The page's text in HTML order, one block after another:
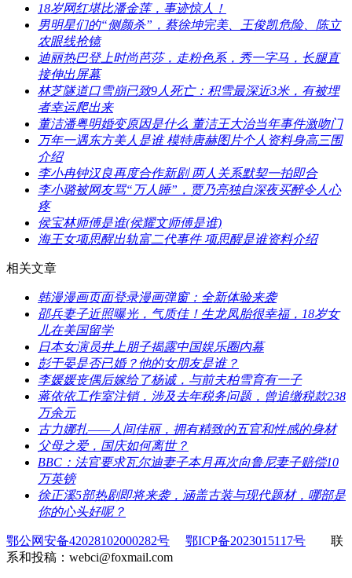
​18岁网红堪比潘金莲，事迹惊人！
​男明星们的“侧颜杀”，蔡徐坤完美、王俊凯危险、陈立
农眼线抢镜
​迪丽热巴登上时尚芭莎，走粉色系，秀一字马，长腿直
接伸出屏幕
​林芝隧道口雪崩已致9人死亡：积雪最深近3米，有被埋
者幸运爬出来
​董洁潘粤明婚变原因是什么 董洁王大治当年事件激吻门
​万年一遇东方美人是谁 模特唐赫图片个人资料身高三围
介绍
​李小冉钟汉良再度合作新剧 两人关系默契一拍即合
​李小璐被网友骂“万人睡”，贾乃亮独自深夜买醉令人心
疼
​侯宝林师傅是谁(侯耀文师傅是谁)
​海王女项思醒出轨富二代事件 项思醒是谁资料介绍
相关文章
​韩漫漫画页面登录漫画弹窗：全新体验来袭
​邵兵妻子近照曝光，气质佳！生龙凤胎很幸福，18岁女
儿在美国留学
​日本女演员井上朋子揭露中国娱乐圈内幕
​彭于晏是否已婚？他的女朋友是谁？
​李媛媛丧偶后嫁给了杨诚，与前夫柏雪育有一子
​蒋依依工作室注销，涉及去年税务问题，曾追缴税款238
万余元
​古力娜扎——人间佳丽，拥有精致的五官和性感的身材
​父母之爱，国庆如何离世？
​BBC：法官要求瓦尔迪妻子本月再次向鲁尼妻子赔偿10
万英镑
​徐正溪5部热剧即将来袭，涵盖古装与现代题材，哪部是
你的心头好呢？
鄂公网安备42028102000282号 鄂ICP备2023015117号 联
系和投稿：webci@foxmail.com